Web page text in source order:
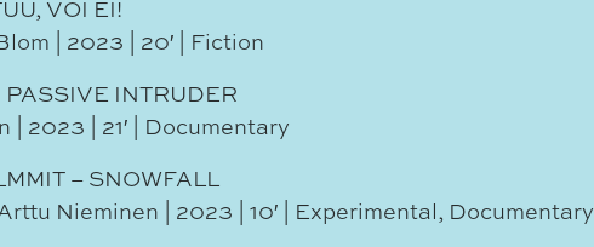
VOI EI!
| 2023 | 20′ | Fiction
INTRUDER
| 2023 | 21′ | Documentary
– SNOWFALL
Nieminen | 2023 | 10′ | Experimental, Documentary